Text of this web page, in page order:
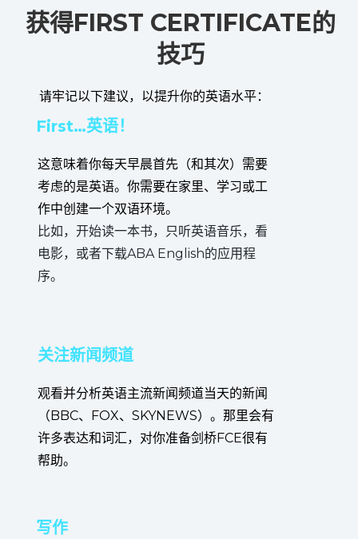
获得FIRST CERTIFICATE的
技巧
请牢记以下建议，以提升你的英语水平：
First…英语！
这意味着你每天早晨首先（和其次）需要
考虑的是英语。你需要在家里、学习或工
作中创建一个双语环境。
比如，开始读一本书，只听英语音乐，看
电影，或者下载ABA English的应用程
序。
关注新闻频道
观看并分析英语主流新闻频道当天的新闻
（BBC、FOX、SKYNEWS）。那里会有
许多表达和词汇，对你准备剑桥FCE很有
帮助。
写作